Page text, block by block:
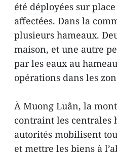
été déployées sur
affectées. Dans la
plusieurs hameaux.
maison, et une autre
par les eaux au
opérations dans les
À Muong Luân, la
contraint les centrales
autorités mobilisent
et mettre les biens à